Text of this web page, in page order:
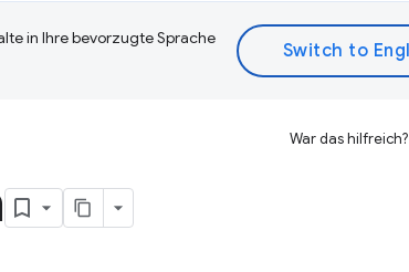
in Ihre bevorzugte Sprache
War das hilfreich?